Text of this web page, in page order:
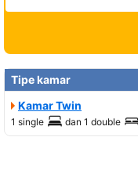
Tipe kamar
Kamar Twin
1 single dan 1 double